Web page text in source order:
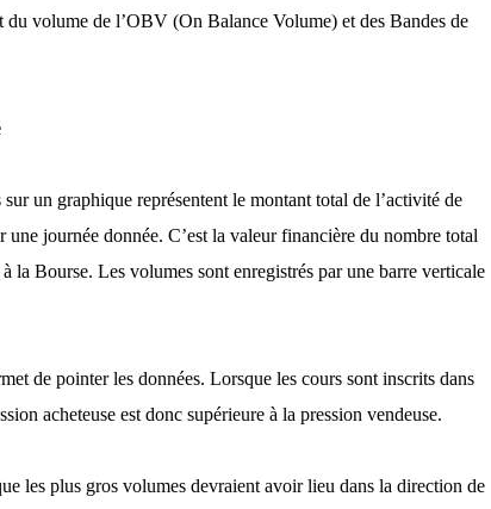
volume de l’OBV (On Balance Volume) et des Bandes de
un graphique représentent le montant total de l’activité de
une journée donnée. C’est la valeur financière du nombre total
la Bourse. Les volumes sont enregistrés par une barre verticale
de pointer les données. Lorsque les cours sont inscrits dans
acheteuse est donc supérieure à la pression vendeuse.
les plus gros volumes devraient avoir lieu dans la direction de